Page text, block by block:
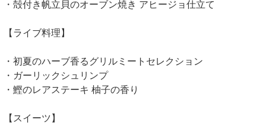
・殻付き帆立貝のオーブン焼き アヒージョ仕立て
【ライブ料理】
・初夏のハーブ香るグリルミートセレクション
・ガーリックシュリンプ
・鰹のレアステーキ 柚子の香り
【スイーツ】